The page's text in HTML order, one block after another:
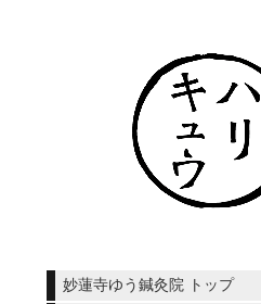
妙蓮寺ゆう鍼灸院 トップ